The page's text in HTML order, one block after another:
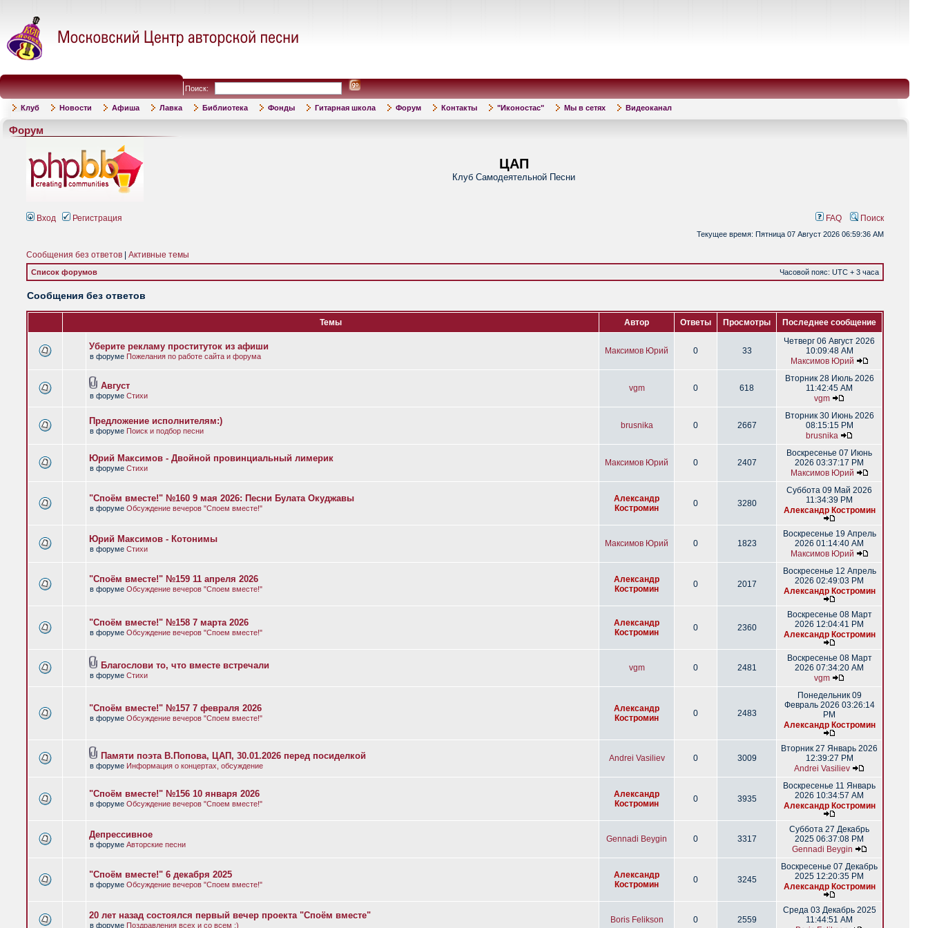
Поиск:
Клуб Новости Афиша Лавка Библиотека Фонды Гитарная школа Форум Контакты "Иконостас" Мы в сетях Видеоканал
Форум
ЦАП
Клуб Самодеятельной Песни
Вход Регистрация FAQ Поиск
Текущее время: Пятница 07 Август 2026 06:59:36 AM
Сообщения без ответов Активные темы
Список форумов Часовой пояс: UTC + 3 часа
Сообщения без ответов
Темы Автор Ответы Просмотры Последнее сообщение
Уберите рекламу проституток из афиши
в форуме Пожелания по работе сайта и форума
Максимов Юрий 0 33
Четверг 06 Август 2026
10:09:48 AM
Максимов Юрий
Август
в форуме Стихи
vgm 0 618
Вторник 28 Июль 2026
11:42:45 AM
vgm
Предложение исполнителям:)
в форуме Поиск и подбор песни
brusnika 0 2667
Вторник 30 Июнь 2026
08:15:15 PM
brusnika
Юрий Максимов - Двойной провинциальный лимерик
в форуме Стихи
Максимов Юрий 0 2407
Воскресенье 07 Июнь
2026 03:37:17 PM
Максимов Юрий
"Споём вместе!" №160 9 мая 2026: Песни Булата Окуджавы
в форуме Обсуждение вечеров "Споем вместе!"
Александр
Костромин
0 3280
Суббота 09 Май 2026
11:34:39 PM
Александр Костромин
Юрий Максимов - Котонимы
в форуме Стихи
Максимов Юрий 0 1823
Воскресенье 19 Апрель
2026 01:14:40 AM
Максимов Юрий
"Споём вместе!" №159 11 апреля 2026
в форуме Обсуждение вечеров "Споем вместе!"
Александр
Костромин
0 2017
Воскресенье 12 Апрель
2026 02:49:03 PM
Александр Костромин
"Споём вместе!" №158 7 марта 2026
в форуме Обсуждение вечеров "Споем вместе!"
Александр
Костромин
0 2360
Воскресенье 08 Март
2026 12:04:41 PM
Александр Костромин
Благослови то, что вместе встречали
в форуме Стихи
vgm 0 2481
Воскресенье 08 Март
2026 07:34:20 AM
vgm
"Споём вместе!" №157 7 февраля 2026
в форуме Обсуждение вечеров "Споем вместе!"
Александр
Костромин
0 2483
Понедельник 09
Февраль 2026 03:26:14
PM
Александр Костромин
Памяти поэта В.Попова, ЦАП, 30.01.2026 перед посиделкой
в форуме Информация о концертах, обсуждение
Andrei Vasiliev 0 3009
Вторник 27 Январь 2026
12:39:27 PM
Andrei Vasiliev
"Споём вместе!" №156 10 января 2026
в форуме Обсуждение вечеров "Споем вместе!"
Александр
Костромин
0 3935
Воскресенье 11 Январь
2026 10:34:57 AM
Александр Костромин
Депрессивное
в форуме Авторские песни
Gennadi Beygin 0 3317
Суббота 27 Декабрь
2025 06:37:08 PM
Gennadi Beygin
"Споём вместе!" 6 декабря 2025
в форуме Обсуждение вечеров "Споем вместе!"
Александр
Костромин
0 3245
Воскресенье 07 Декабрь
2025 12:20:35 PM
Александр Костромин
20 лет назад состоялся первый вечер проекта "Споём вместе"
в форуме Поздравления всех и со всем :)
Boris Felikson 0 2559
Среда 03 Декабрь 2025
11:44:51 AM